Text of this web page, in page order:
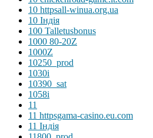
10 httpsall-winua.org.ua
10 Індія
100 Talletusbonus
1000 80-20Z
1000Z
10250_prod
1030i
10390_sat
1058i
11
11 httpsgama-casino.eu.com
11 Індія